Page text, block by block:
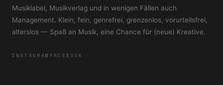
Musiklabel, Musikverlag und in wenigen Fällen auch
Management. Klein, fein, genrefrei, grenzenlos, vorurteilsfrei,
alterslos — Spaß an Musik, eine Chance für (neue) Kreative.
INSTAGRAM FACEBOOK